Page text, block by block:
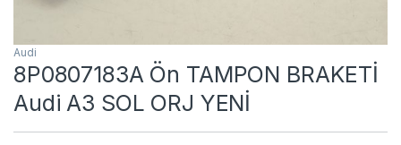
Audi
8P0807183A Ön TAMPON BRAKETİ
Audi A3 SOL ORJ YENİ